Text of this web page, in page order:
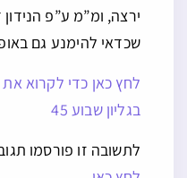
ירצה, ומ”מ ע”פ
שכדאי להימנע גם
לחץ כאן כדי לקרוא
בגליון שבוע 45
לתשובה זו פורסמו